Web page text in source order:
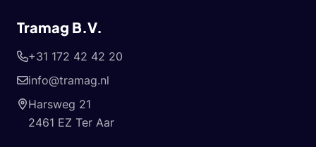
Tramag B.V.
+31 172 42 42 20
info@tramag.nl
Harsweg 21
2461 EZ Ter Aar